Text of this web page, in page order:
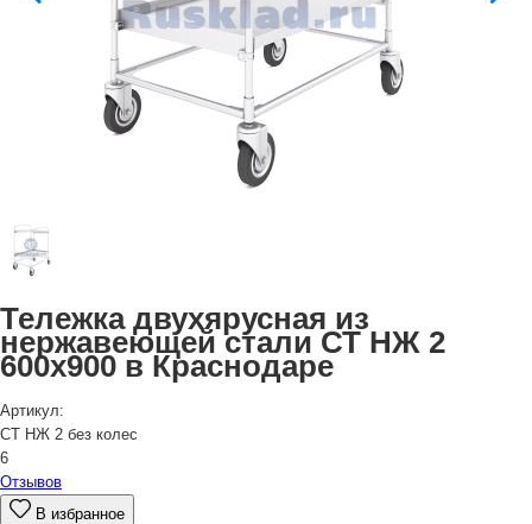
Тележка двухярусная из
нержавеющей стали СТ НЖ 2
600х900 в Краснодаре
Артикул:
СТ НЖ 2 без колес
6
Отзывов
В избранное